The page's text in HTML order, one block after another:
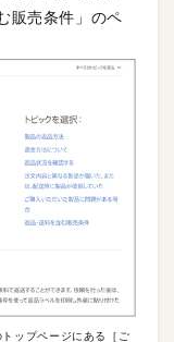
販売条件」のペ
ップページにある［ご